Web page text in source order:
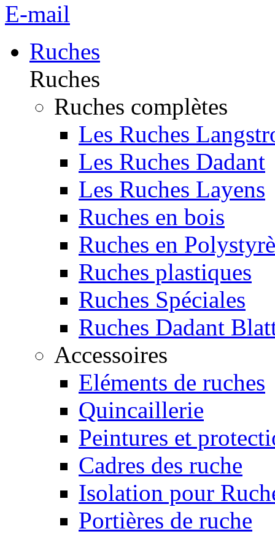
E-mail
Ruches
Ruches
Ruches complètes
Les Ruches
Les Ruches Dadant
Les Ruches Layens
Ruches en bois
Ruches en
Ruches plastiques
Ruches Spéciales
Ruches Dadant
Accessoires
Eléments de ruches
Quincaillerie
Peintures et
Cadres des ruche
Isolation pour
Portières de ruche